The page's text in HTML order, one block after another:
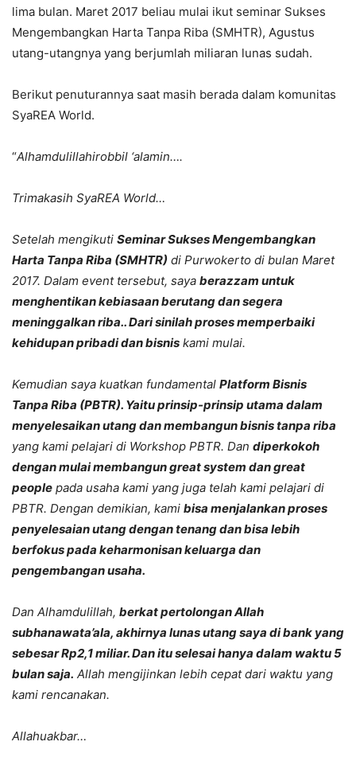
lima bulan. Maret 2017 beliau mulai ikut seminar Sukses
Mengembangkan Harta Tanpa Riba (SMHTR), Agustus
utang-utangnya yang berjumlah miliaran lunas sudah.
Berikut penuturannya saat masih berada dalam komunitas
SyaREA World.
“Alhamdulillahirobbil ‘alamin….
Trimakasih SyaREA World…
Setelah mengikuti Seminar Sukses Mengembangkan
Harta Tanpa Riba (SMHTR) di Purwokerto di bulan Maret
2017. Dalam event tersebut, saya berazzam untuk
menghentikan kebiasaan berutang dan segera
meninggalkan riba.. Dari sinilah proses memperbaiki
kehidupan pribadi dan bisnis kami mulai.
Kemudian saya kuatkan fundamental Platform Bisnis
Tanpa Riba (PBTR). Yaitu prinsip-prinsip utama dalam
menyelesaikan utang dan membangun bisnis tanpa riba
yang kami pelajari di Workshop PBTR. Dan diperkokoh
dengan mulai membangun great system dan great
people pada usaha kami yang juga telah kami pelajari di
PBTR. Dengan demikian, kami bisa menjalankan proses
penyelesaian utang dengan tenang dan bisa lebih
berfokus pada keharmonisan keluarga dan
pengembangan usaha.
Dan Alhamdulillah, berkat pertolongan Allah
subhanawata’ala, akhirnya lunas utang saya di bank yang
sebesar Rp2,1 miliar. Dan itu selesai hanya dalam waktu 5
bulan saja. Allah mengijinkan lebih cepat dari waktu yang
kami rencanakan.
Allahuakbar…